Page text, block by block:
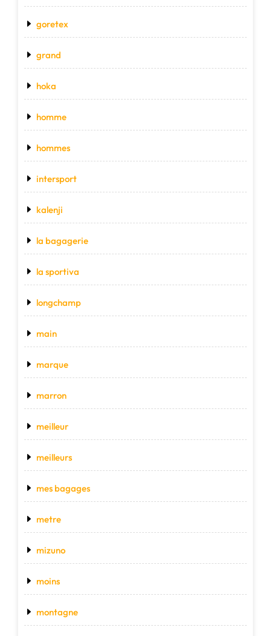
goretex
grand
hoka
homme
hommes
intersport
kalenji
la bagagerie
la sportiva
longchamp
main
marque
marron
meilleur
meilleurs
mes bagages
metre
mizuno
moins
montagne